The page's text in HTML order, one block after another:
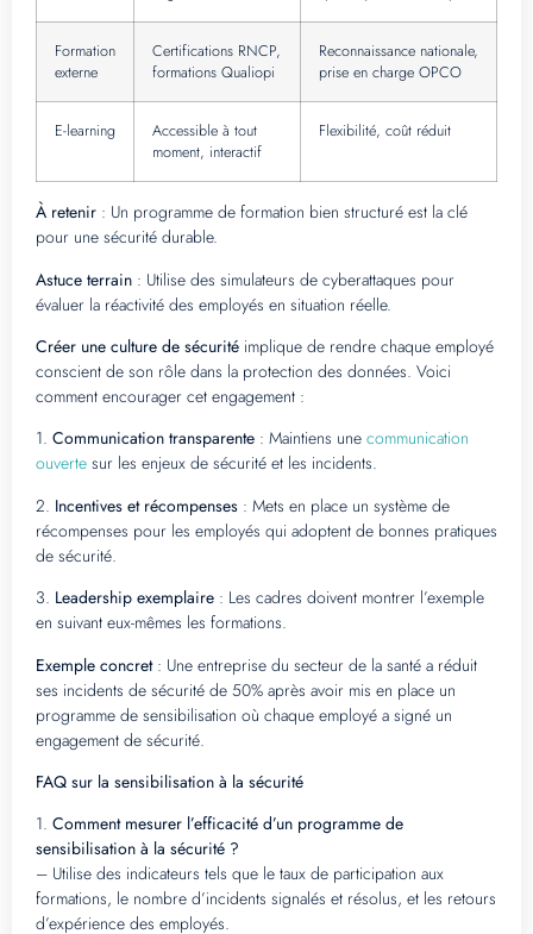
Formation
externe
Certifications RNCP,
formations Qualiopi
Reconnaissance nationale,
prise en charge OPCO
E-learning
Accessible à tout
moment, interactif
Flexibilité, coût réduit
À retenir : Un programme de formation bien structuré est la clé
pour une sécurité durable.
Astuce terrain : Utilise des simulateurs de cyberattaques pour
évaluer la réactivité des employés en situation réelle.
Créer une culture de sécurité implique de rendre chaque employé
conscient de son rôle dans la protection des données. Voici
comment encourager cet engagement :
1. Communication transparente : Maintiens une communication
ouverte sur les enjeux de sécurité et les incidents.
2. Incentives et récompenses : Mets en place un système de
récompenses pour les employés qui adoptent de bonnes pratiques
de sécurité.
3. Leadership exemplaire : Les cadres doivent montrer l’exemple
en suivant eux-mêmes les formations.
Exemple concret: Une entreprise du secteur de la santé a réduit
ses incidents de sécurité de 50% après avoir mis en place un
programme de sensibilisation où chaque employé a signé un
engagement de sécurité.
FAQ sur la sensibilisation à la sécurité
1. Comment mesurer l’efficacité d’un programme de
sensibilisation à la sécurité ?
– Utilise des indicateurs tels que le taux de participation aux
formations, le nombre d’incidents signalés et résolus, et les retours
d’expérience des employés.